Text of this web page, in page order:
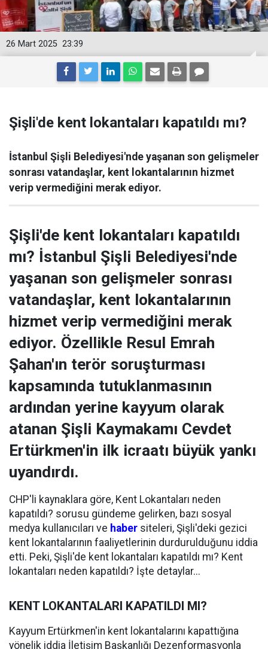
23:39
26 Mart 2025
Şişli'de kent lokantaları kapatıldı mı?
İstanbul Şişli Belediyesi'nde yaşanan son gelişmeler
sonrası vatandaşlar, kent lokantalarının hizmet
verip vermediğini merak ediyor.
Şişli'de kent lokantaları kapatıldı
mı? İstanbul Şişli Belediyesi'nde
yaşanan son gelişmeler sonrası
vatandaşlar, kent lokantalarının
hizmet verip vermediğini merak
ediyor. Özellikle Resul Emrah
Şahan'ın terör soruşturması
kapsamında tutuklanmasının
ardından yerine kayyum olarak
atanan Şişli Kaymakamı Cevdet
Ertürkmen'in ilk icraatı büyük yankı
uyandırdı.
CHP'li kaynaklara göre, Kent Lokantaları neden
kapatıldı? sorusu gündeme gelirken, bazı sosyal
medya kullanıcıları ve haber siteleri, Şişli'deki gezici
kent lokantalarının faaliyetlerinin durdurulduğunu iddia
etti. Peki, Şişli'de kent lokantaları kapatıldı mı? Kent
lokantaları neden kapatıldı? İşte detaylar...
KENT LOKANTALARI KAPATILDI MI?
Kayyum Ertürkmen'in kent lokantalarını kapattığına
yönelik iddia İletişim Başkanlığı Dezenformasyonla